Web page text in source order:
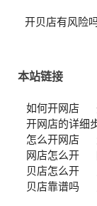
开贝店有风险
本站链接
如何开网店
开网店的详细
怎么开网店
网店怎么开
贝店怎么开
贝店靠谱吗